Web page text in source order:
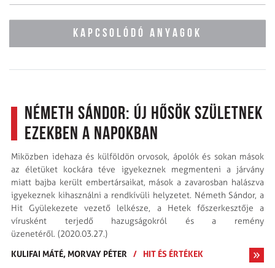
KAPCSOLÓDÓ ANYAGOK
Németh Sándor: Új hősök születnek
ezekben a napokban
Miközben idehaza és külföldön orvosok, ápolók és sokan mások
az életüket kockára téve igyekeznek megmenteni a járvány
miatt bajba került embertársaikat, mások a zavarosban halászva
igyekeznek kihasználni a rendkívüli helyzetet. Németh Sándor, a
Hit Gyülekezete vezető lelkésze, a Hetek főszerkesztője a
vírusként terjedő hazugságokról és a remény
üzenetéről. (2020.03.27.)
KULIFAI MÁTÉ, MORVAY PÉTER / HIT ÉS ÉRTÉKEK